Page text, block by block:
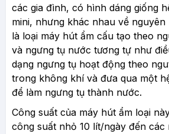
các gia đình, có hình dáng giống
mini, nhưng khác nhau về nguyên
là loại máy hút ẩm cấu tạo theo
và ngưng tụ nước tương tự như
dạng ngưng tụ hoạt động theo
trong không khí và đưa qua một
để làm ngưng tụ thành nước.
Công suất của máy hút ẩm loại
công suất nhỏ 10 lít/ngày đến các